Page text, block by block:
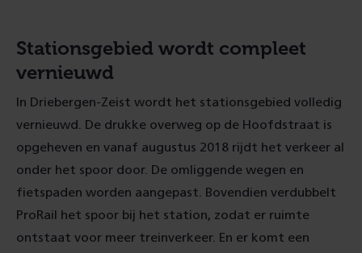
Stationsgebied wordt compleet
vernieuwd
In Driebergen-Zeist wordt het stationsgebied volledig
vernieuwd. De drukke overweg op de Hoofdstraat is
opgeheven en vanaf augustus 2018 rijdt het verkeer al
onder het spoor door. De omliggende wegen en
fietspaden worden aangepast. Bovendien verdubbelt
ProRail het spoor bij het station, zodat er ruimte
ontstaat voor meer treinverkeer. En er komt een